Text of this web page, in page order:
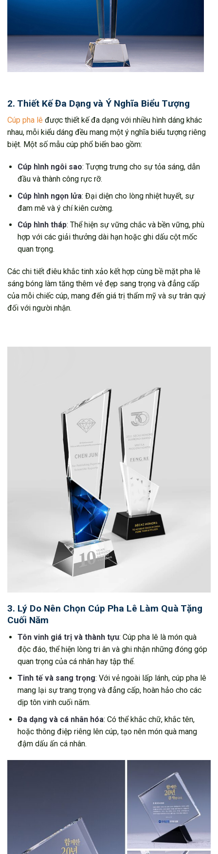
2. Thiết Kế Đa Dạng và Ý Nghĩa Biểu Tượng
Cúp pha lê được thiết kế đa dạng với nhiều hình dáng khác
nhau, mỗi kiểu dáng đều mang một ý nghĩa biểu tượng riêng
biệt. Một số mẫu cúp phổ biến bao gồm:
Cúp hình ngôi sao: Tượng trưng cho sự tỏa sáng, dẫn
đầu và thành công rực rỡ.
Cúp hình ngọn lửa: Đại diện cho lòng nhiệt huyết, sự
đam mê và ý chí kiên cường.
Cúp hình tháp: Thể hiện sự vững chắc và bền vững, phù
hợp với các giải thưởng dài hạn hoặc ghi dấu cột mốc
quan trọng.
Các chi tiết điêu khắc tinh xảo kết hợp cùng bề mặt pha lê
sáng bóng làm tăng thêm vẻ đẹp sang trọng và đẳng cấp
của mỗi chiếc cúp, mang đến giá trị thẩm mỹ và sự trân quý
đối với người nhận.
3. Lý Do Nên Chọn Cúp Pha Lê Làm Quà Tặng
Cuối Năm
Tôn vinh giá trị và thành tựu: Cúp pha lê là món quà
độc đáo, thể hiện lòng tri ân và ghi nhận những đóng góp
quan trọng của cá nhân hay tập thể.
Tinh tế và sang trọng: Với vẻ ngoài lấp lánh, cúp pha lê
mang lại sự trang trọng và đẳng cấp, hoàn hảo cho các
dịp tôn vinh cuối năm.
Đa dạng và cá nhân hóa: Có thể khắc chữ, khắc tên,
hoặc thông điệp riêng lên cúp, tạo nên món quà mang
đậm dấu ấn cá nhân.